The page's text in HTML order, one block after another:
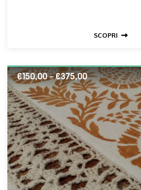
SCOPRI
€150,00–€375,00